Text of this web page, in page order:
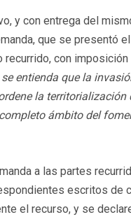
y con entrega del
que se presentó
con imposición
entienda que la
la
ámbito del
a las partes
escritos de
el recurso, y se